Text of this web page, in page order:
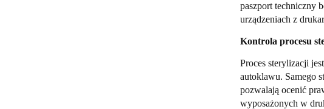
paszport techniczny
urządzeniach z
Kontrola procesu
Proces sterylizacji
autoklawu. Samego
pozwalają ocenić
wyposażonych w